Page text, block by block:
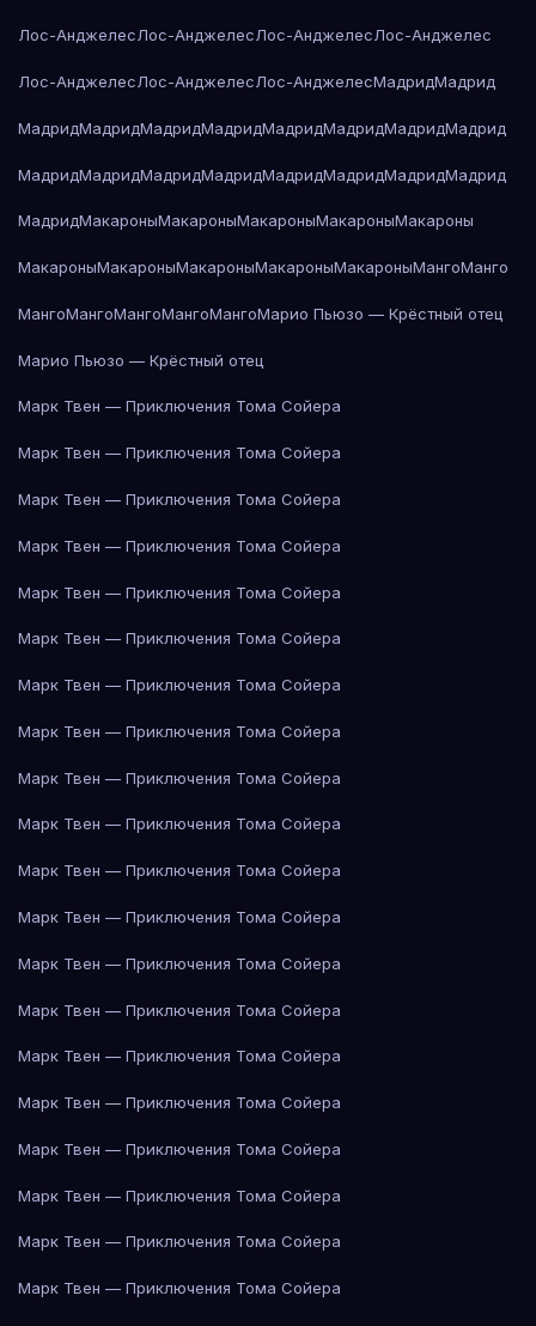
Лос-АнджелесЛос-АнджелесЛос-АнджелесЛос-Анджелес
Лос-АнджелесЛос-АнджелесЛос-АнджелесМадридМадрид
МадридМадридМадридМадридМадридМадридМадридМадрид
МадридМадридМадридМадридМадридМадридМадридМадрид
МадридМакароныМакароныМакароныМакароныМакароны
МакароныМакароныМакароныМакароныМакароныМангоМанго
МангоМангоМангоМангоМангоМарио Пьюзо — Крёстный отец
Марио Пьюзо — Крёстный отец
Марк Твен — Приключения Тома Сойера
Марк Твен — Приключения Тома Сойера
Марк Твен — Приключения Тома Сойера
Марк Твен — Приключения Тома Сойера
Марк Твен — Приключения Тома Сойера
Марк Твен — Приключения Тома Сойера
Марк Твен — Приключения Тома Сойера
Марк Твен — Приключения Тома Сойера
Марк Твен — Приключения Тома Сойера
Марк Твен — Приключения Тома Сойера
Марк Твен — Приключения Тома Сойера
Марк Твен — Приключения Тома Сойера
Марк Твен — Приключения Тома Сойера
Марк Твен — Приключения Тома Сойера
Марк Твен — Приключения Тома Сойера
Марк Твен — Приключения Тома Сойера
Марк Твен — Приключения Тома Сойера
Марк Твен — Приключения Тома Сойера
Марк Твен — Приключения Тома Сойера
Марк Твен — Приключения Тома Сойера